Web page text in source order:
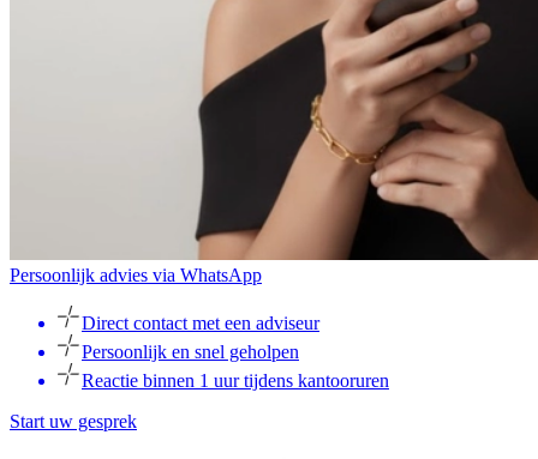
Persoonlijk advies via WhatsApp
Direct contact met een adviseur
Persoonlijk en snel geholpen
Reactie binnen 1 uur tijdens kantooruren
Start uw gesprek